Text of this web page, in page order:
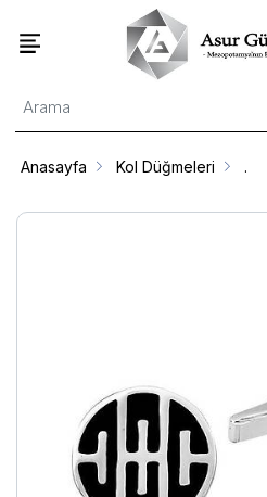
Anasayfa Kol Düğmeleri .